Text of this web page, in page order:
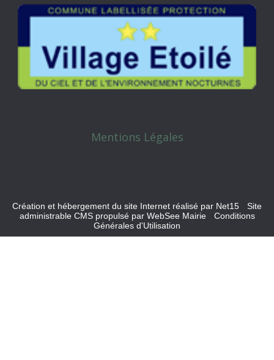
Mentions Légales
Création et hébergement du site Internet réalisé par Net15
Site
administrable CMS propulsé par WebSee Mairie- Conditions
Générales d'Utilisation